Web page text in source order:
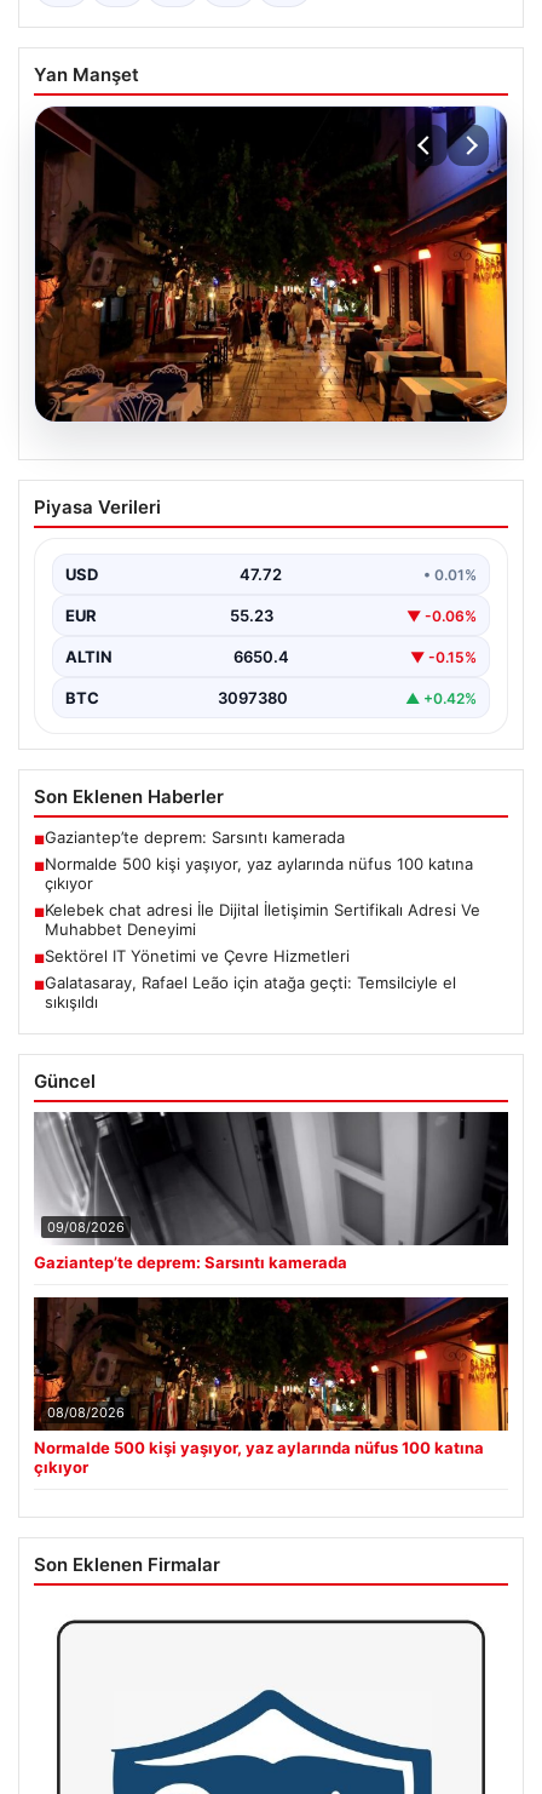
Yan Manşet
08.08.2026
Normalde 500 kişi yaşıyor, yaz
aylarında nüfus 100 katına çıkıyor
Piyasa Verileri
USD 47.72 • 0.01%
EUR 55.23 ▼ -0.06%
ALTIN 6650.4 ▼ -0.15%
BTC 3097380 ▲ +0.42%
Son Eklenen Haberler
■Gaziantep’te deprem: Sarsıntı kamerada
■Normalde 500 kişi yaşıyor, yaz aylarında nüfus 100 katına
çıkıyor
■Kelebek chat adresi İle Dijital İletişimin Sertifikalı Adresi Ve
Muhabbet Deneyimi
■Sektörel IT Yönetimi ve Çevre Hizmetleri
■Galatasaray, Rafael Leão için atağa geçti: Temsilciyle el
sıkışıldı
Güncel
09/08/2026
Gaziantep’te deprem: Sarsıntı kamerada
08/08/2026
Normalde 500 kişi yaşıyor, yaz aylarında nüfus 100 katına
çıkıyor
Son Eklenen Firmalar